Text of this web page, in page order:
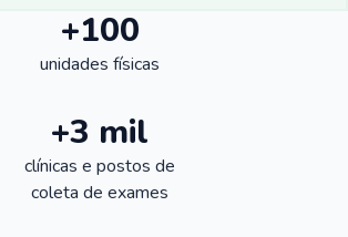
+100
unidades físicas
+3 mil
clínicas e postos de
coleta de exames